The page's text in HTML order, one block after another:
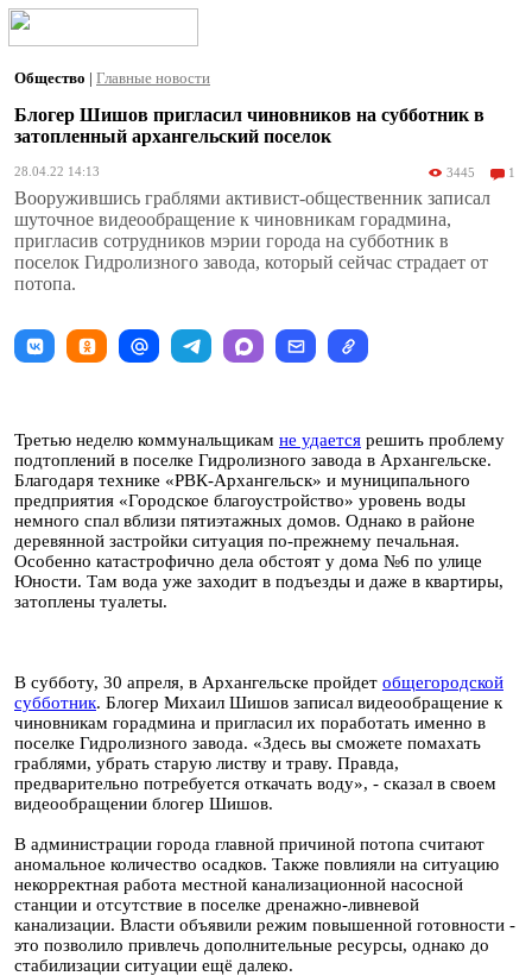
Общество | Главные новости
Блогер Шишов пригласил чиновников на субботник в
затопленный архангельский поселок
28.04.22 14:13 3445 1
Вооружившись граблями активист-общественник записал
шуточное видеообращение к чиновникам горадмина,
пригласив сотрудников мэрии города на субботник в
поселок Гидролизного завода, который сейчас страдает от
потопа.
Третью неделю коммунальщикам не удается решить проблему
подтоплений в поселке Гидролизного завода в Архангельске.
Благодаря технике «РВК-Архангельск» и муниципального
предприятия «Городское благоустройство» уровень воды
немного спал вблизи пятиэтажных домов. Однако в районе
деревянной застройки ситуация по-прежнему печальная.
Особенно катастрофично дела обстоят у дома №6 по улице
Юности. Там вода уже заходит в подъезды и даже в квартиры,
затоплены туалеты.
В субботу, 30 апреля, в Архангельске пройдет общегородской
субботник. Блогер Михаил Шишов записал видеообращение к
чиновникам горадмина и пригласил их поработать именно в
поселке Гидролизного завода. «Здесь вы сможете помахать
граблями, убрать старую листву и траву. Правда,
предварительно потребуется откачать воду», - сказал в своем
видеообращении блогер Шишов.
В администрации города главной причиной потопа считают
аномальное количество осадков. Также повлияли на ситуацию
некорректная работа местной канализационной насосной
станции и отсутствие в поселке дренажно-ливневой
канализации. Власти объявили режим повышенной готовности -
это позволило привлечь дополнительные ресурсы, однако до
стабилизации ситуации ещё далеко.